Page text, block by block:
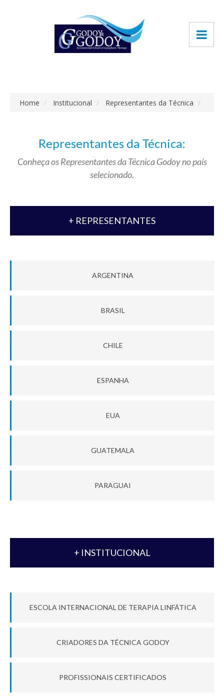
Home Institucional Representantes da Técnica
Representantes da Técnica:
Conheça os Representantes da Técnica Godoy no país
selecionado.
+ REPRESENTANTES
ARGENTINA
BRASIL
CHILE
ESPANHA
EUA
GUATEMALA
PARAGUAI
+ INSTITUCIONAL
ESCOLA INTERNACIONAL DE TERAPIA LINFÁTICA
CRIADORES DA TÉCNICA GODOY
PROFISSIONAIS CERTIFICADOS